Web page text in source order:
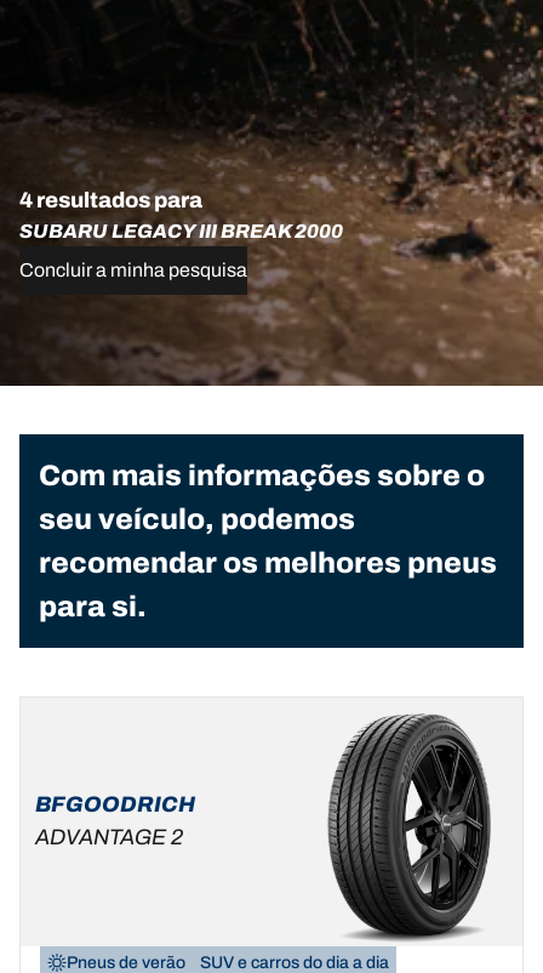
4 resultados para
SUBARU LEGACY III BREAK 2000
Concluir a minha pesquisa
Com mais informações sobre o
seu veículo, podemos
recomendar os melhores pneus
para si.
BFGOODRICH
ADVANTAGE 2
Pneus de verão
SUV e carros do dia a dia